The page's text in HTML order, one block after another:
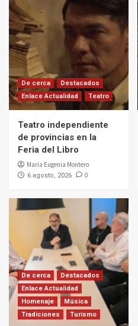
De cerca
Destacados
Enlace Actualidad
Teatro
Teatro independiente
de provincias en la
Feria del Libro
Maria Eugenia Montero
6 agosto, 2026 0
De cerca
Destacados
Enlace Actualidad
Homenaje
Música
Tradiciones
Turismo